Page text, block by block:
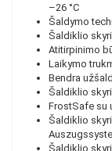
–26 °C
Šaldymo
Šaldiklio
Atitirpinimo
Laikymo
Bendra
Šaldiklio
FrostSafe su
Šaldiklio
Šaldiklio